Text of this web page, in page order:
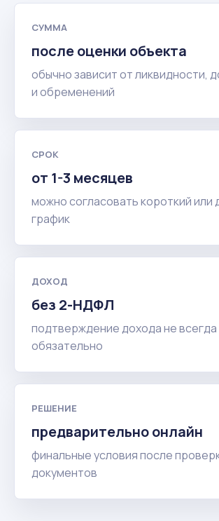
СУММА
после оценки объекта
обычно зависит от ликвидности,
и обременений
СРОК
от 1-3 месяцев
можно согласовать короткий или
график
ДОХОД
без 2-НДФЛ
подтверждение дохода не всегда
обязательно
РЕШЕНИЕ
предварительно онлайн
финальные условия после
документов